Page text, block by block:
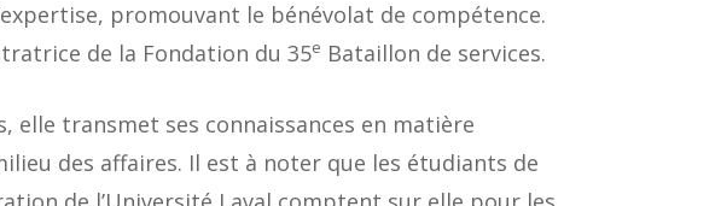
promouvant le bénévolat de compétence.
de la Fondation du 35e Bataillon de services.
elle transmet ses connaissances en matière
des affaires. Il est à noter que les étudiants de